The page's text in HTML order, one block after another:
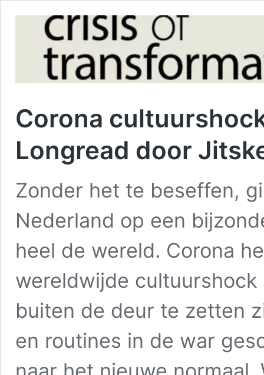
Corona
Longread door
Zonder het te beseffen,
Nederland op een
heel de wereld. Corona
wereldwijde
buiten de deur te zetten
en routines in de war